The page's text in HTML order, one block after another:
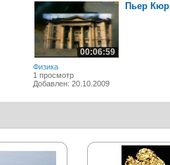
00:06:59
Физика
1 просмотр
Добавлен: 20.10.2009
Пьер